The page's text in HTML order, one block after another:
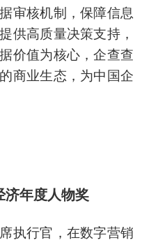
审核机制，保障信息
供高质量决策支持，
价值为核心，企查查
商业生态，为中国企
济年度人物奖
执行官，在数字营销